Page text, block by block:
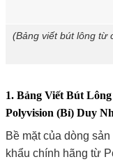
(Bảng viết bút lông từ
1. Bảng Viết Bút
Polyvision (Bỉ) Duy
Bề mặt của dòng
khẩu chính hãng từ